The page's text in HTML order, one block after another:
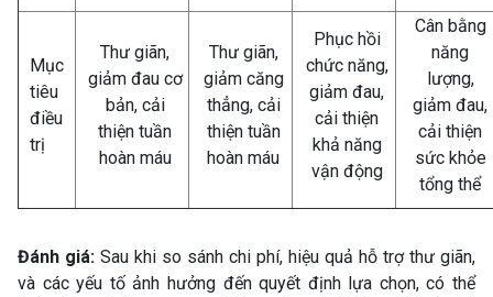
Mục
tiêu
điều
trị
Thư giãn,
giảm đau cơ
bản, cải
thiện tuần
hoàn máu
Thư giãn,
giảm căng
thẳng, cải
thiện tuần
hoàn máu
Phục hồi
chức năng,
giảm đau,
cải thiện
khả năng
vận động
Cân bằng
năng
lượng,
giảm đau,
cải thiện
sức khỏe
tổng thể
Đánh giá: Sau khi so sánh chi phí, hiệu quả hỗ trợ thư giãn,
và các yếu tố ảnh hưởng đến quyết định lựa chọn, có thể